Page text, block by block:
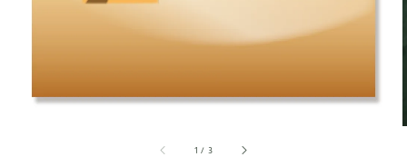
1 / 3